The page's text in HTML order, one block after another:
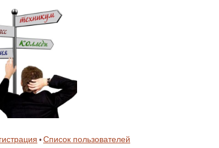
• Список пользователей